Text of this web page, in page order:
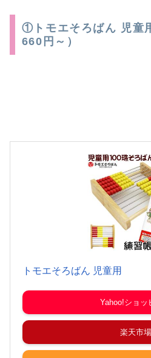
①トモエそろばん 児童
660円～）
トモエそろばん 児童用
Yahoo!ショッ
楽天市場